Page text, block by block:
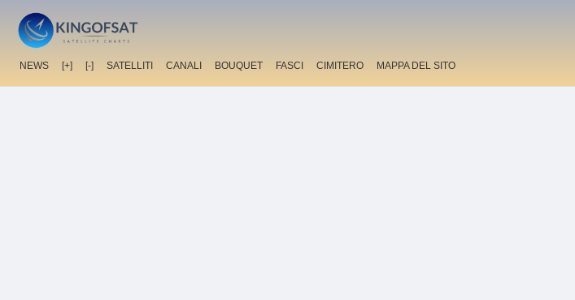
NEWS [+] [-] SATELLITI CANALI BOUQUET FASCI CIMITERO MAPPA DEL SITO